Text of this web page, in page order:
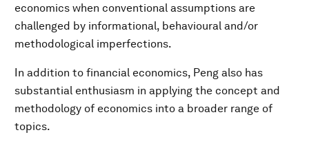
economics when conventional assumptions are
challenged by informational, behavioural and/or
methodological imperfections.
In addition to financial economics, Peng also has
substantial enthusiasm in applying the concept and
methodology of economics into a broader range of
topics.